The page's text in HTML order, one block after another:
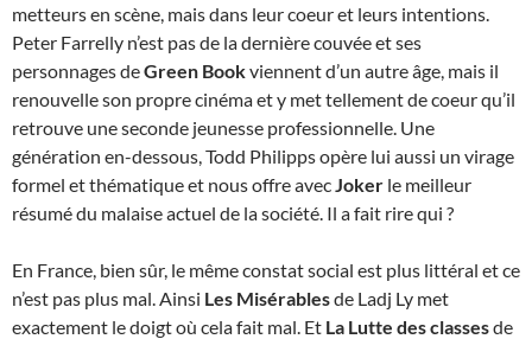
metteurs en scène, mais dans leur coeur et leurs intentions.
Peter Farrelly n’est pas de la dernière couvée et ses
personnages deGreen Bookviennent d’un autre âge, mais il
renouvelle son propre cinéma et y met tellement de coeur qu’il
retrouve une seconde jeunesse professionnelle. Une
génération en-dessous, Todd Philipps opère lui aussi un virage
formel et thématique et nous offre avec Joker le meilleur
résumé du malaise actuel de la société. Il a fait rire qui ?
En France, bien sûr, le même constat social est plus littéral et ce
n’est pas plus mal. Ainsi Les Misérablesde Ladj Ly met
exactement le doigt où cela fait mal. Et La Lutte des classesde